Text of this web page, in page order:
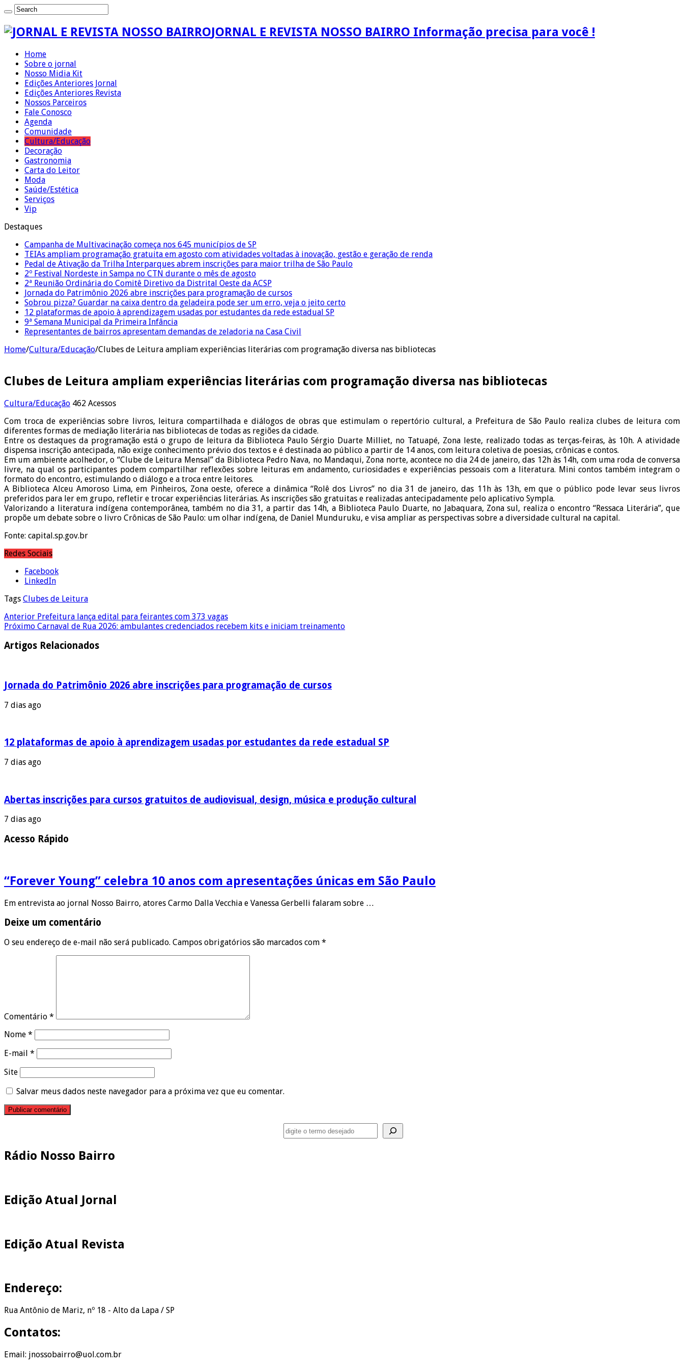
JORNAL E REVISTA NOSSO BAIRRO Informação precisa para você !
Home
Sobre o jornal
Nosso Midia Kit
Edições Anteriores Jornal
Edições Anteriores Revista
Nossos Parceiros
Fale Conosco
Agenda
Comunidade
Cultura/Educação
Decoração
Gastronomia
Carta do Leitor
Moda
Saúde/Estética
Serviços
Vip
Destaques
Campanha de Multivacinação começa nos 645 municípios de SP
TEIAs ampliam programação gratuita em agosto com atividades voltadas à inovação, gestão e geração de renda
Pedal de Ativação da Trilha Interparques abrem inscrições para maior trilha de São Paulo
2º Festival Nordeste in Sampa no CTN durante o mês de agosto
2ª Reunião Ordinária do Comitê Diretivo da Distrital Oeste da ACSP
Jornada do Patrimônio 2026 abre inscrições para programação de cursos
Sobrou pizza? Guardar na caixa dentro da geladeira pode ser um erro, veja o jeito certo
12 plataformas de apoio à aprendizagem usadas por estudantes da rede estadual SP
9ª Semana Municipal da Primeira Infância
Representantes de bairros apresentam demandas de zeladoria na Casa Civil
Home/Cultura/Educação/Clubes de Leitura ampliam experiências literárias com programação diversa nas bibliotecas
Clubes de Leitura ampliam experiências literárias com programação diversa nas bibliotecas
Cultura/Educação 462 Acessos
Com troca de experiências sobre livros, leitura compartilhada e diálogos de obras que estimulam o repertório cultural, a Prefeitura de São Paulo realiza clubes de leitura com
diferentes formas de mediação literária nas bibliotecas de todas as regiões da cidade.
Entre os destaques da programação está o grupo de leitura da Biblioteca Paulo Sérgio Duarte Milliet, no Tatuapé, Zona leste, realizado todas as terças-feiras, às 10h. A atividade
dispensa inscrição antecipada, não exige conhecimento prévio dos textos e é destinada ao público a partir de 14 anos, com leitura coletiva de poesias, crônicas e contos.
Em um ambiente acolhedor, o “Clube de Leitura Mensal” da Biblioteca Pedro Nava, no Mandaqui, Zona norte, acontece no dia 24 de janeiro, das 12h às 14h, com uma roda de conversa
livre, na qual os participantes podem compartilhar reflexões sobre leituras em andamento, curiosidades e experiências pessoais com a literatura. Mini contos também integram o
formato do encontro, estimulando o diálogo e a troca entre leitores.
A Biblioteca Alceu Amoroso Lima, em Pinheiros, Zona oeste, oferece a dinâmica “Rolê dos Livros” no dia 31 de janeiro, das 11h às 13h, em que o público pode levar seus livros
preferidos para ler em grupo, refletir e trocar experiências literárias. As inscrições são gratuitas e realizadas antecipadamente pelo aplicativo Sympla.
Valorizando a literatura indígena contemporânea, também no dia 31, a partir das 14h, a Biblioteca Paulo Duarte, no Jabaquara, Zona sul, realiza o encontro “Ressaca Literária”, que
propõe um debate sobre o livro Crônicas de São Paulo: um olhar indígena, de Daniel Munduruku, e visa ampliar as perspectivas sobre a diversidade cultural na capital.
Fonte: capital.sp.gov.br
Redes Sociais
Facebook
LinkedIn
Tags Clubes de Leitura
Anterior Prefeitura lança edital para feirantes com 373 vagas
Próximo Carnaval de Rua 2026: ambulantes credenciados recebem kits e iniciam treinamento
Artigos Relacionados
Jornada do Patrimônio 2026 abre inscrições para programação de cursos
7 dias ago
12 plataformas de apoio à aprendizagem usadas por estudantes da rede estadual SP
7 dias ago
Abertas inscrições para cursos gratuitos de audiovisual, design, música e produção cultural
7 dias ago
Acesso Rápido
“Forever Young” celebra 10 anos com apresentações únicas em São Paulo
Em entrevista ao jornal Nosso Bairro, atores Carmo Dalla Vecchia e Vanessa Gerbelli falaram sobre …
Deixe um comentário
O seu endereço de e-mail não será publicado. Campos obrigatórios são marcados com *
Comentário *
Nome *
E-mail *
Site
Salvar meus dados neste navegador para a próxima vez que eu comentar.
Rádio Nosso Bairro
Edição Atual Jornal
Edição Atual Revista
Endereço:
Rua Antônio de Mariz, nº 18 - Alto da Lapa / SP
Contatos:
Email: jnossobairro@uol.com.br